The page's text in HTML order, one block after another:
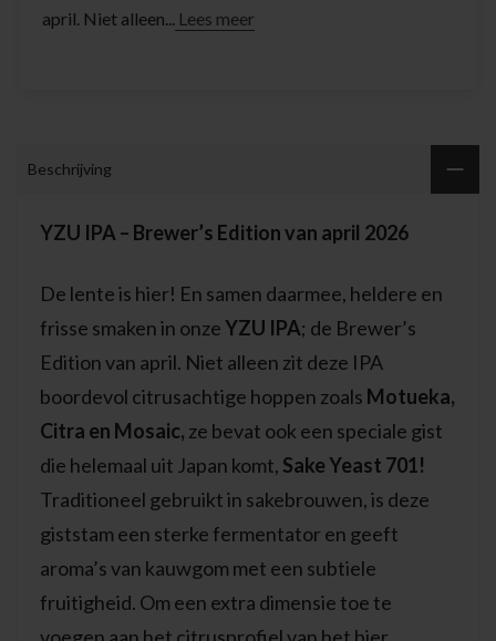
april. Niet alleen... Lees meer
Beschrijving
YZU IPA – Brewer’s Edition van april 2026
De lente is hier! En samen daarmee, heldere en
frisse smaken in onzeYZU IPA; de Brewer’s
Edition van april. Niet alleen zit deze IPA
boordevol citrusachtige hoppen zoals Motueka,
Citra en Mosaic, ze bevat ook een speciale gist
die helemaal uit Japan komt, Sake Yeast 701!
Traditioneel gebruikt in sakebrouwen, is deze
giststam een sterke fermentator en geeft
aroma’s van kauwgom met een subtiele
fruitigheid. Om een extra dimensie toe te